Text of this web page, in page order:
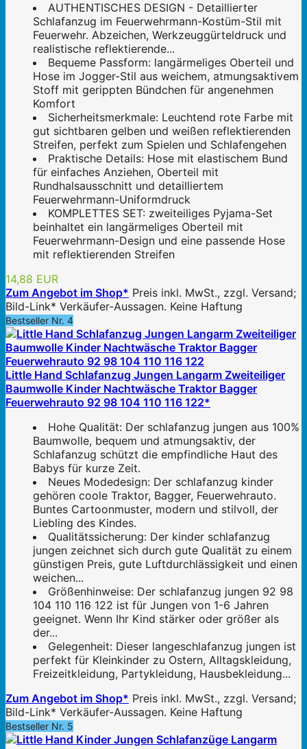
AUTHENTISCHES DESIGN - Detaillierter
Schlafanzug im Feuerwehrmann-Kostüm-Stil mit
Feuerwehr. Abzeichen, Werkzeuggürteldruck und
realistische reflektierende...
Bequeme Passform: langärmeliges Oberteil und
Hose im Jogger-Stil aus weichem, atmungsaktivem
Stoff mit gerippten Bündchen für angenehmen
Komfort
Sicherheitsmerkmale: Leuchtend rote Farbe mit
gut sichtbaren gelben und weißen reflektierenden
Streifen, perfekt zum Spielen und Schlafengehen
Praktische Details: Hose mit elastischem Bund
für einfaches Anziehen, Oberteil mit
Rundhalsausschnitt und detailliertem
Feuerwehrmann-Uniformdruck
KOMPLETTES SET: zweiteiliges Pyjama-Set
beinhaltet ein langärmeliges Oberteil mit
Feuerwehrmann-Design und eine passende Hose
mit reflektierenden Streifen
14,88 EUR
Zum Angebot im Shop* Preis inkl. MwSt., zzgl. Versand;
Bild-Link* Verkäufer-Aussagen. Keine Haftung
Bestseller Nr. 4
Little Hand Schlafanzug Jungen Langarm Zweiteiliger
Baumwolle Kinder Nachtwäsche Traktor Bagger
Feuerwehrauto 92 98 104 110 116 122*
Hohe Qualität: Der schlafanzug jungen aus 100%
Baumwolle, bequem und atmungsaktiv, der
Schlafanzug schützt die empfindliche Haut des
Babys für kurze Zeit.
Neues Modedesign: Der schlafanzug kinder
gehören coole Traktor, Bagger, Feuerwehrauto.
Buntes Cartoonmuster, modern und stilvoll, der
Liebling des Kindes.
Qualitätssicherung: Der kinder schlafanzug
jungen zeichnet sich durch gute Qualität zu einem
günstigen Preis, gute Luftdurchlässigkeit und einen
weichen...
Größenhinweise: Der schlafanzug jungen 92 98
104 110 116 122 ist für Jungen von 1-6 Jahren
geeignet. Wenn Ihr Kind stärker oder größer als
der...
Gelegenheit: Dieser langeschlafanzug jungen ist
perfekt für Kleinkinder zu Ostern, Alltagskleidung,
Freizeitkleidung, Partykleidung, Hausbekleidung...
Zum Angebot im Shop* Preis inkl. MwSt., zzgl. Versand;
Bild-Link* Verkäufer-Aussagen. Keine Haftung
Bestseller Nr. 5